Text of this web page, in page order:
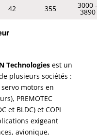
42 355 3000
3890
Technologiesest un
plusieurs sociétés :
servo motors en
PREMOTEC
et BLDC) et COPI
exigeant
avionique,